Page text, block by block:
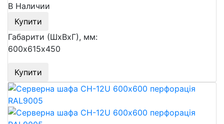
В Наличии
Купити
Габарити (ШхВхГ), мм:
600х615х450
Купити